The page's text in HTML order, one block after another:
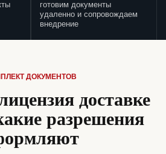
готовим документы
удаленно и сопровождаем
внедрение
ДОКУМЕНТОВ
доставке
разрешения